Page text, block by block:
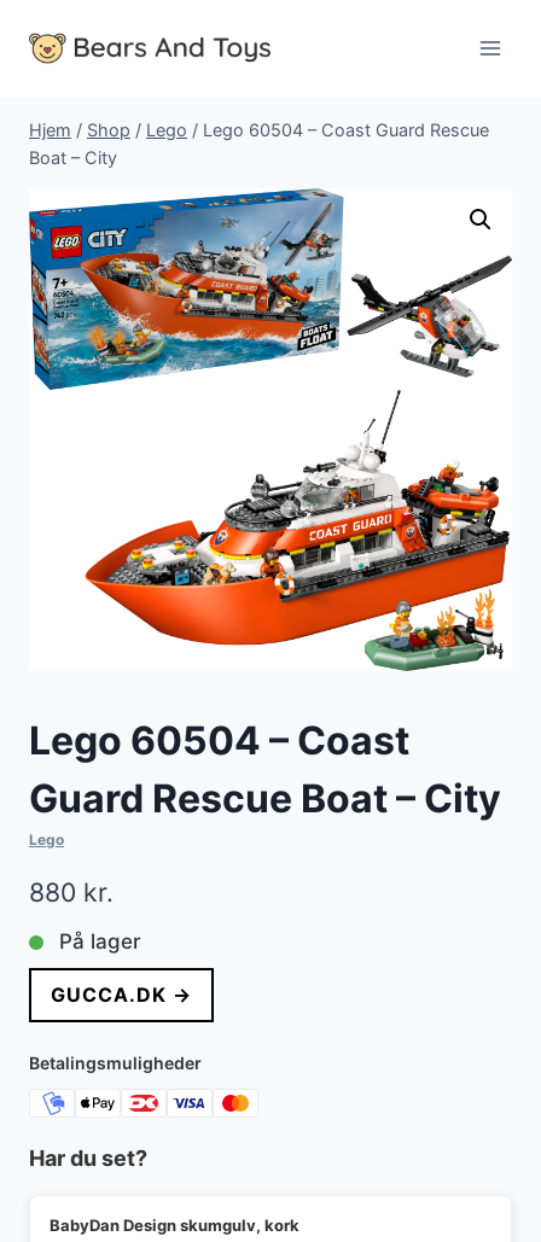
Hjem / Shop / Lego / Lego 60504 – Coast Guard Rescue
Boat – City
Lego 60504 – Coast
Guard Rescue Boat – City
Lego
880 kr.
På lager
GUCCA.DK →
Betalingsmuligheder
Har du set?
BabyDan Design skumgulv, kork